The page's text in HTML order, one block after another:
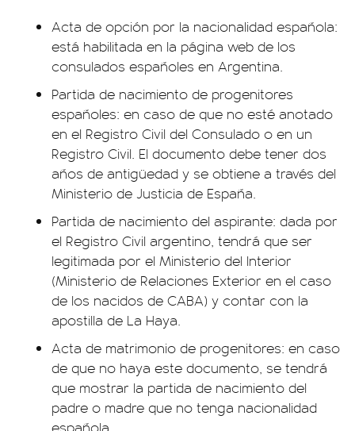
Acta de opción por la nacionalidad española:
está habilitada en la página web de los
consulados españoles en Argentina.
Partida de nacimiento de progenitores
españoles: en caso de que no esté anotado
en el Registro Civil del Consulado o en un
Registro Civil. El documento debe tener dos
años de antigüedad y se obtiene a través del
Ministerio de Justicia de España.
Partida de nacimiento del aspirante: dada por
el Registro Civil argentino, tendrá que ser
legitimada por el Ministerio del Interior
(Ministerio de Relaciones Exterior en el caso
de los nacidos de CABA) y contar con la
apostilla de La Haya.
Acta de matrimonio de progenitores: en caso
de que no haya este documento, se tendrá
que mostrar la partida de nacimiento del
padre o madre que no tenga nacionalidad
española.